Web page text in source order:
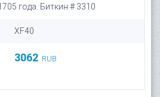
года. Биткин # 3310
XF40
3062 RUB